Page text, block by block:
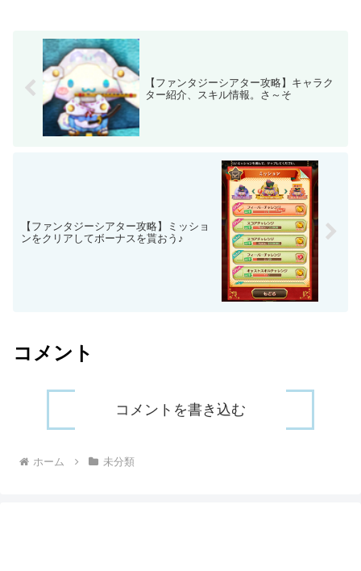
【ファンタジーシアター攻略】キャラク
ター紹介、スキル情報。さ～そ
【ファンタジーシアター攻略】ミッショ
ンをクリアしてボーナスを貰おう♪
コメント
コメントを書き込む
ホーム 未分類